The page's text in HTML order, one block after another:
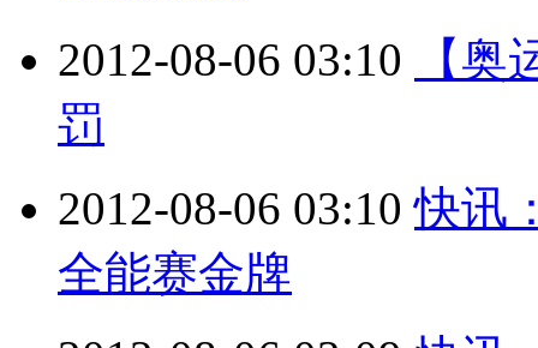
2012-08-06 03:10
【
罚
2012-08-06 03:10 快讯
全能赛金牌